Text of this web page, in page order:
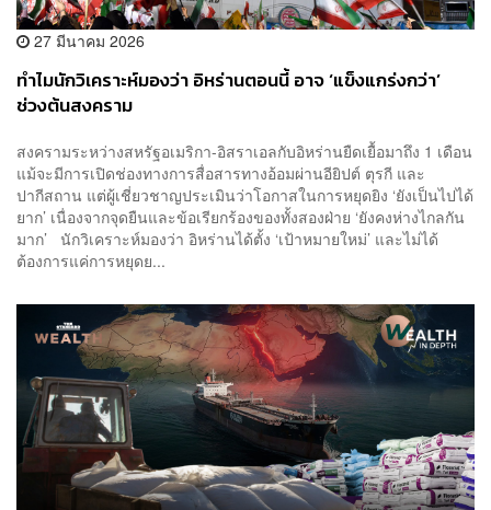
27 มีนาคม 2026
ทำไมนักวิเคราะห์มองว่า อิหร่านตอนนี้ อาจ ‘แข็งแกร่งกว่า’
ช่วงต้นสงคราม
สงครามระหว่างสหรัฐอเมริกา-อิสราเอลกับอิหร่านยืดเยื้อมาถึง 1 เดือน
แม้จะมีการเปิดช่องทางการสื่อสารทางอ้อมผ่านอียิปต์ ตุรกี และ
ปากีสถาน แต่ผู้เชี่ยวชาญประเมินว่าโอกาสในการหยุดยิง ‘ยังเป็นไปได้
ยาก’ เนื่องจากจุดยืนและข้อเรียกร้องของทั้งสองฝ่าย ‘ยังคงห่างไกลกัน
มาก’ นักวิเคราะห์มองว่า อิหร่านได้ตั้ง ‘เป้าหมายใหม่’ และไม่ได้
ต้องการแค่การหยุดย...